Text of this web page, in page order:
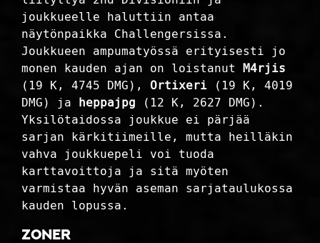
joukkueelle haluttiin antaa
näytönpaikka Challengersissa.
Joukkueen ampumatyössä erityisesti jo
monen kauden ajan on loistanut M4rjis
(19 K, 4745 DMG), Ortixeri (19 K, 4019
DMG) ja heppajpg (12 K, 2627 DMG).
Yksilötaidossa joukkue ei pärjää
sarjan kärkitiimeille, mutta heilläkin
vahva joukkuepeli voi tuoda
karttavoittoja ja sitä myöten
varmistaa hyvän aseman sarjataulukossa
kauden lopussa.
Zoner